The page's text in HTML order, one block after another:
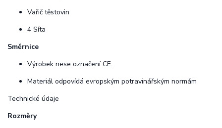
Vařič těstovin
4 Síta
Směrnice
Výrobek nese označení CE.
Materiál odpovídá evropským potravinářským normám
Technické údaje
Rozměry